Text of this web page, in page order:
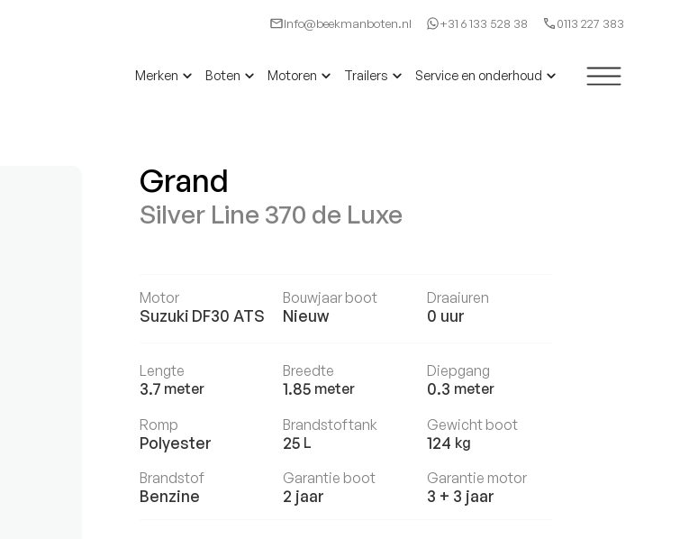
Info@beekmanboten.nl +31 6 133 528 38 0113 227 383
Merken Boten Motoren Trailers Service en onderhoud
Grand
Silver Line 370 de Luxe
Motor
Suzuki DF30 ATS
Bouwjaar boot
Nieuw
Draaiuren
0 uur
Lengte
3.7 meter
Breedte
1.85 meter
Diepgang
0.3 meter
Romp
Polyester
Brandstoftank
25 L
Gewicht boot
124 kg
Brandstof
Benzine
Garantie boot
2 jaar
Garantie motor
3 + 3 jaar